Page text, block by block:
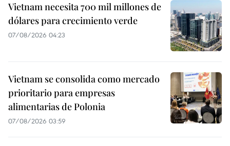
Vietnam necesita 700 mil millones de
dólares para crecimiento verde
07/08/2026 04:23
Vietnam se consolida como mercado
prioritario para empresas
alimentarias de Polonia
07/08/2026 03:59